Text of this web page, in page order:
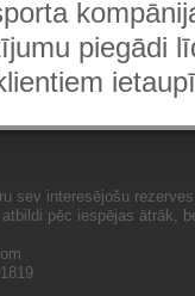
piegādi
sev interesējošu
pēc iespējas ātrāk,